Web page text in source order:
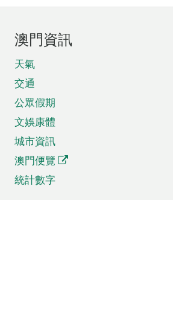
澳門資訊
天氣
交通
公眾假期
文娛康體
城市資訊
澳門便覽
統計數字